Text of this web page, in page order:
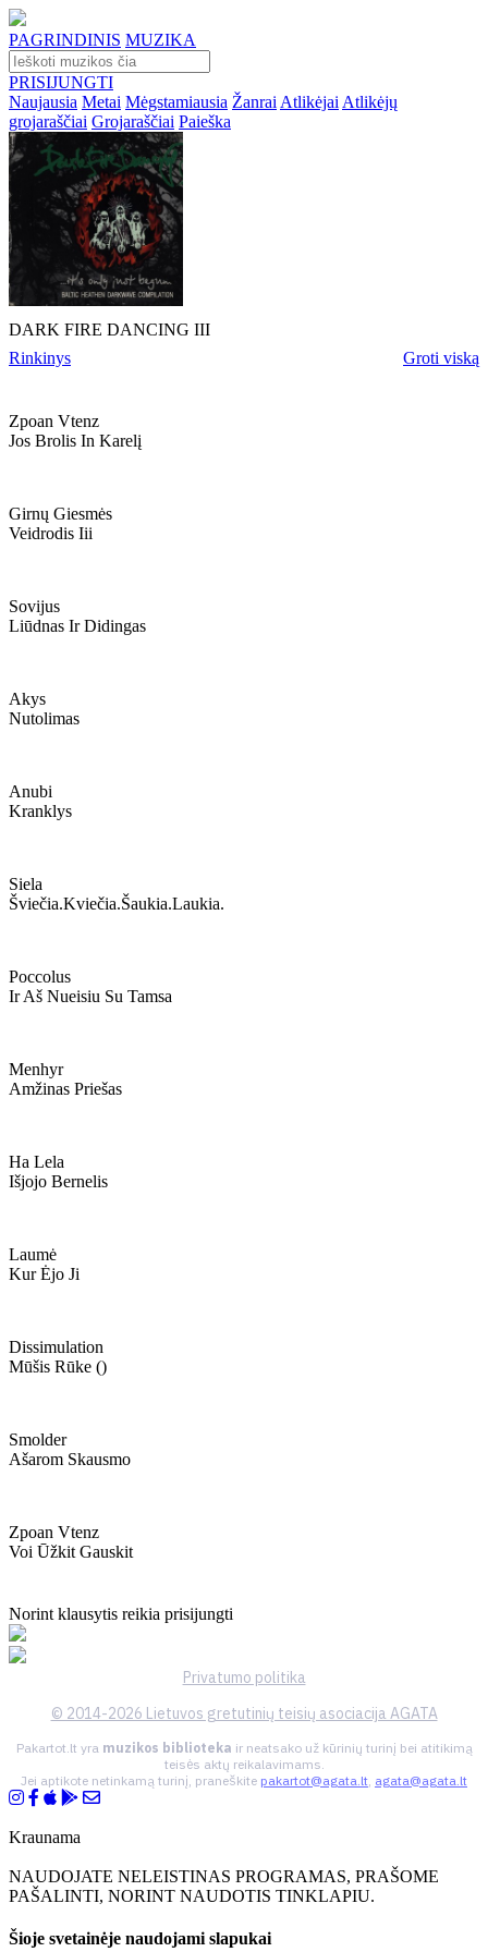
PAGRINDINIS MUZIKA
PRISIJUNGTI
Naujausia Metai Mėgstamiausia Žanrai Atlikėjai Atlikėjų
grojaraščiai Grojaraščiai Paieška
DARK FIRE DANCING III
Rinkinys
Groti viską
Zpoan Vtenz
Jos Brolis In Karelį
Girnų Giesmės
Veidrodis Iii
Sovijus
Liūdnas Ir Didingas
Akys
Nutolimas
Anubi
Kranklys
Siela
Šviečia.kviečia.šaukia.laukia.
Poccolus
Ir Aš Nueisiu Su Tamsa
Menhyr
Amžinas Priešas
Ha Lela
Išjojo Bernelis
Laumė
Kur Ėjo Ji
Dissimulation
Mūšis Rūke ()
Smolder
Ašarom Skausmo
Zpoan Vtenz
Voi Ūžkit Gauskit
Norint klausytis reikia prisijungti
Privatumo politika
© 2014-2026 Lietuvos gretutinių teisių asociacija AGATA
Pakartot.lt yra muzikos biblioteka ir neatsako už kūrinių turinį bei atitikimą
teisės aktų reikalavimams.
Jei aptikote netinkamą turinį, praneškite pakartot@agata.lt, agata@agata.lt
Kraunama
NAUDOJATE NELEISTINAS PROGRAMAS, PRAŠOME
PAŠALINTI, NORINT NAUDOTIS TINKLAPIU.
Šioje svetainėje naudojami slapukai